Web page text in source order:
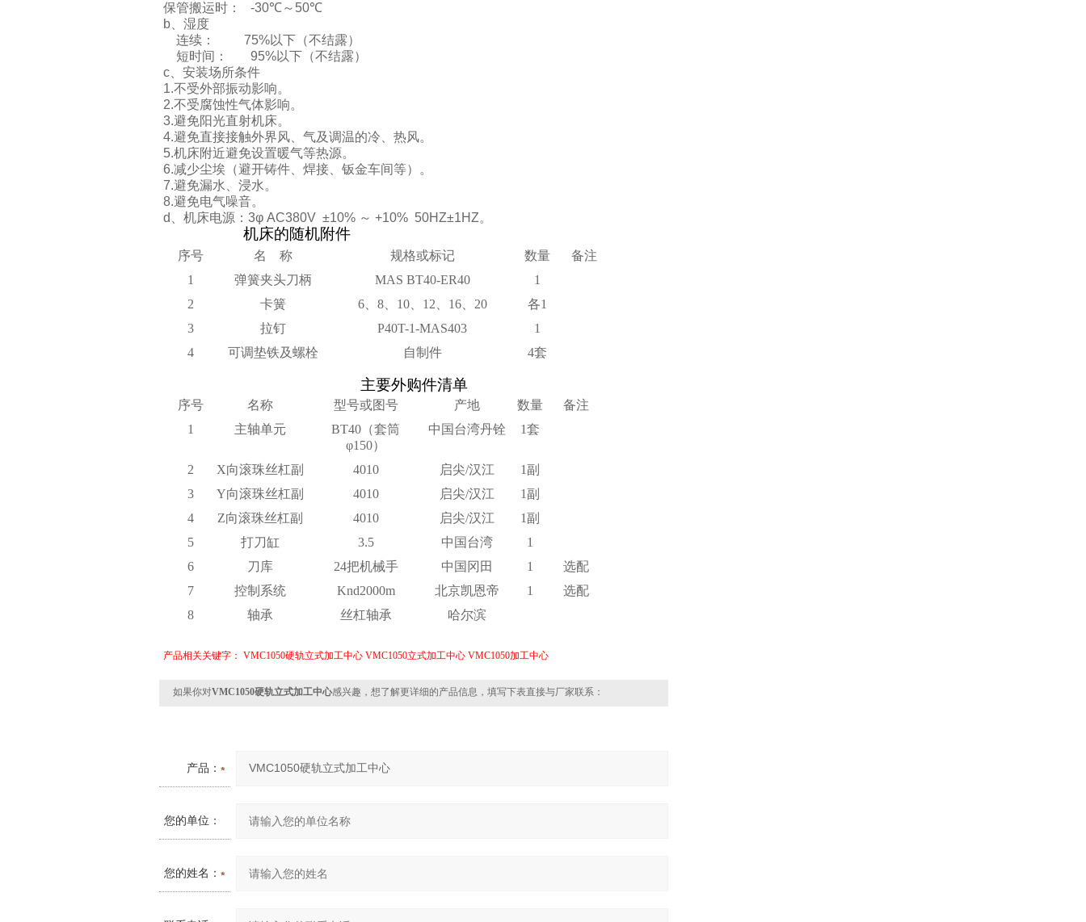
保管搬运时： -30℃～50℃
b、湿度
连续： 75%以下（不结露）
短时间： 95%以下（不结露）
c、安装场所条件
1.不受外部振动影响。
2.不受腐蚀性气体影响。
3.避免阳光直射机床。
4.避免直接接触外界风、气及调温的冷、热风。
5.机床附近避免设置暖气等热源。
6.减少尘埃（避开铸件、焊接、钣金车间等）。
7.避免漏水、浸水。
8.避免电气噪音。
d、机床电源：3φ AC380V ±10% ～ +10% 50HZ±1HZ。
机床的随机附件
序号 名 称 规格或标记 数量
备注
1
弹簧夹头刀柄 MAS BT40-ER40
1
2
卡簧 6、8、10、12、16、20
各1
3
拉钉 P40T-1-MAS403
1
4
可调垫铁及螺栓 自制件 4套
主要外购件清单
序号 名称 型号或图号 产地 数量
备注
1
主轴单元 BT40（套筒
φ1 50）
中国台湾丹铨 1套
2 X向滚珠丝杠副 4010 启尖/汉江
1副
3
Y向滚珠丝杠副 4010 启尖/汉江
1副
4
Z向滚珠丝杠副 4010 启尖/汉江
1副
5
打刀缸 3.5 中国台湾
1
6
刀库 24把机械手 中国冈田 1
选配
7
控制系统 Knd2000m 北京凯恩帝 1
选配
8
轴承 丝杠轴承 哈尔滨
产品相关关键字： VMC1050硬轨立式加工中心 VMC1050立式加工中心 VMC1050加工中心
如果你对VMC1050硬轨立式加工中心感兴趣，想了解更详细的产品信息，填写下表直接与厂家联系：
产品：
您的单位：
您的姓名：